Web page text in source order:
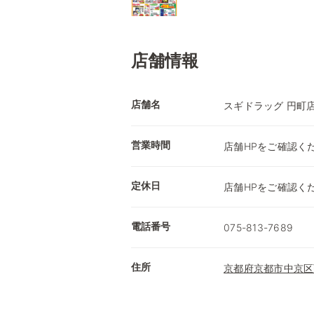
店舗情報
店舗名 スギドラッグ 円町
営業時間 店舗HPをご確認く
定休日 店舗HPをご確認く
電話番号 075-813-7689
住所 京都府京都市中京